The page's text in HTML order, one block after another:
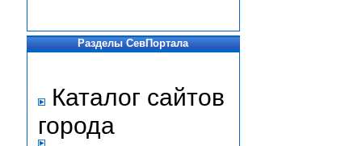
Разделы СевПортала
Каталог сайтов
города